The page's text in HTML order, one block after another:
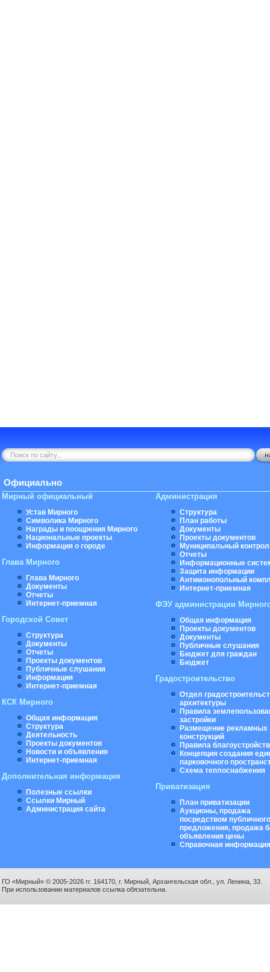
Официально
Мирный официальный
Устав Мирного
Символика Мирного
Награды и поощрения Мирного
Национальные проекты
Информация о городе
Глава Мирного
Глава Мирного
Документы
Отчеты
Интернет-приемная
Городской Совет
Структура
Документы
Отчеты
Проекты документов
Публичные слушания
Информация
Интернет-приемная
КСК Мирного
Общая информация
Структура
Деятельность
Проекты документов
Новости и объявления
Интернет-приемная
Дополнительная информация
Полезные ссылки
Ссылки Мирный
Администрация сайта
Администрация
Структура
План работы
Документы
Проекты документов
Муниципальный
Отчеты
Информационные
Защита информации
Антимонопольный
Интернет-приемная
ФЭУ администрации
Общая информация
Проекты документов
Документы
Публичные слушания
Бюджет для граждан
Бюджет
Градостроительство
Отдел
архитектуры
Правила
застройки
Размещение рекламных
конструкций
Правила
Концепция создания
парковочного
Схема теплоснабжения
Приватизация
План приватизации
Аукционы, продажа
посредством публичного
предложения, продажа
объявления цены
Справочная информация
ГО «Мирный» © 2005-2026 гг. 164170, г. Мирный, Архангельская обл., ул. Ленина, 33.
При использовании материалов ссылка обязательна.